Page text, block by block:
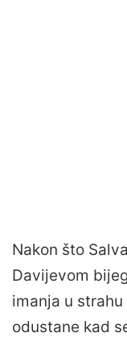
Nakon što
Davijevom
imanja u
odustane kad